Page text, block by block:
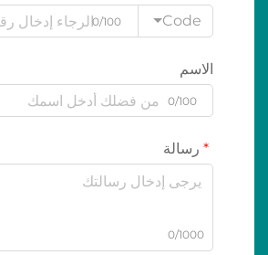
Code
0/100
الاسم
0/100
رسالة
0/1000